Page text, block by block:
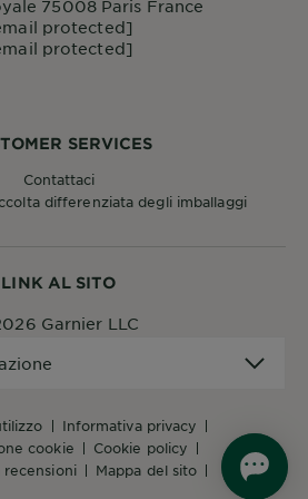
LINK AL SITO
informativa privacy
cookie
cookie policy
recensioni
mappa del sito
Garnier LLC
SERVICES
Contattaci
differenziata degli imballaggi
75008 Paris France
protected]
protected]